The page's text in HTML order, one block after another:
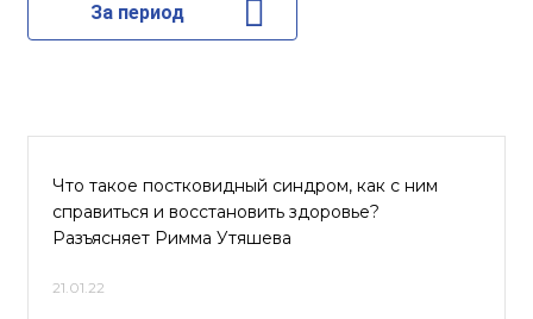
За период
Что такое постковидный синдром, как с ним
справиться и восстановить здоровье?
Разъясняет Римма Утяшева
21.01.22